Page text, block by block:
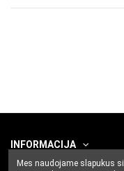
INFORMACIJA
Mes naudojame slapukus